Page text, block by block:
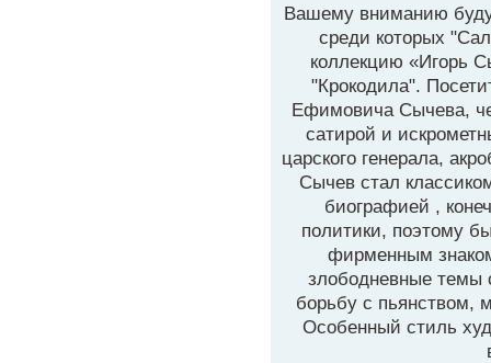
Вашему вниманию
среди которых
коллекцию «Игорь
"Крокодила".
Ефимовича Сычева,
сатирой и
царского генерала,
Сычев стал
биографией ,
политики, поэтому
фирменным
злободневные темы
борьбу с пьянством,
Особенный стиль